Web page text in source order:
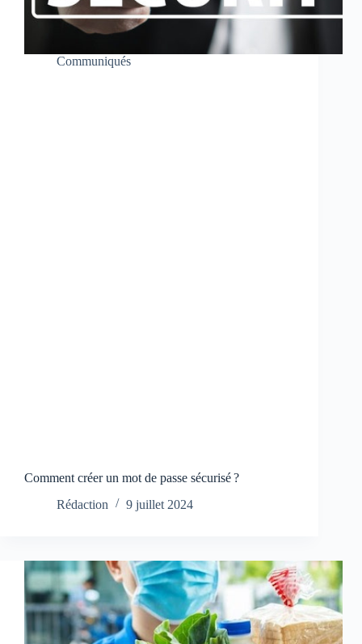
Communiqués
Comment créer un mot de passe sécurisé ?
Rédaction
9 juillet 2024